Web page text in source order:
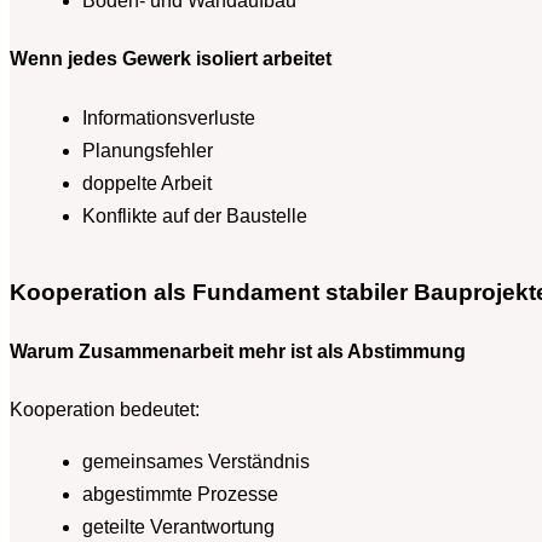
Wenn jedes Gewerk isoliert arbeitet
Informationsverluste
Planungsfehler
doppelte Arbeit
Konflikte auf der Baustelle
Kooperation als Fundament stabiler
Warum Zusammenarbeit mehr ist als Abstimmung
Kooperation bedeutet:
gemeinsames Verständnis
abgestimmte Prozesse
geteilte Verantwortung